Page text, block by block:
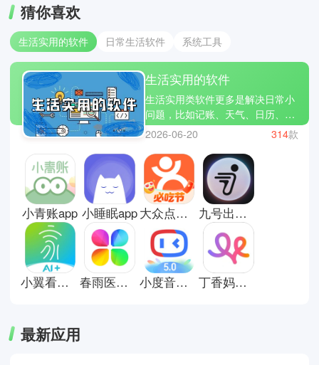
猜你喜欢
生活实用的软件 日常生活软件 系统工具
生活实用的软件
生活实用类软件更多是解决日常小
问题，比如记账、天气、日历、备
忘提醒等功能。虽然看起来简单，
但在生活中使用频率很高。它们的
特点是操作直接、不复杂，打开就
能用，帮助用户更好安排时间和管
理生活细节。对于节奏较快的人来
说，这类工具可以减少遗忘和混
乱，让生活变得更有条理。这里有
些生活实用的软件推荐；海信智慧
家，LunaTracker和小睡眠
2026-06-20 314款
小青账app 小睡眠app 大众点评安卓版 九号出行安卓版
小翼看家摄像头 春雨医生医生版 小度音箱app安卓版 丁香妈妈辅食餐单电子版
最新应用